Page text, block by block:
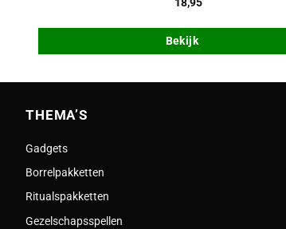
18,95
Bekijk
THEMA’S
Gadgets
Borrelpakketten
Ritualspakketten
Gezelschapsspellen